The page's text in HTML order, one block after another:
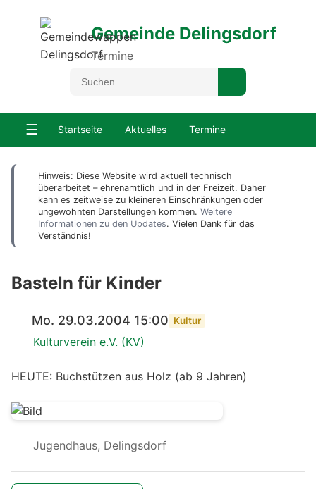
Gemeinde Delingsdorf
Termine
☰ Startseite Aktuelles Termine
Hinweis: Diese Website wird aktuell technisch
überarbeitet – ehrenamtlich und in der Freizeit. Daher
kann es zeitweise zu kleineren Einschränkungen oder
ungewohnten Darstellungen kommen. Weitere
Informationen zu den Updates. Vielen Dank für das
Verständnis!
Basteln für Kinder
Mo. 29.03.2004 15:00 Kultur
Kulturverein e.V. (KV)
HEUTE: Buchstützen aus Holz (ab 9 Jahren)
Jugendhaus, Delingsdorf